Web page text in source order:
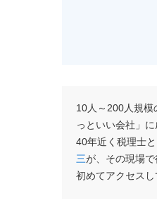
10人～200人規模
っといい会社」
40年近く税理士
三が、その現場で
初めてアクセスし